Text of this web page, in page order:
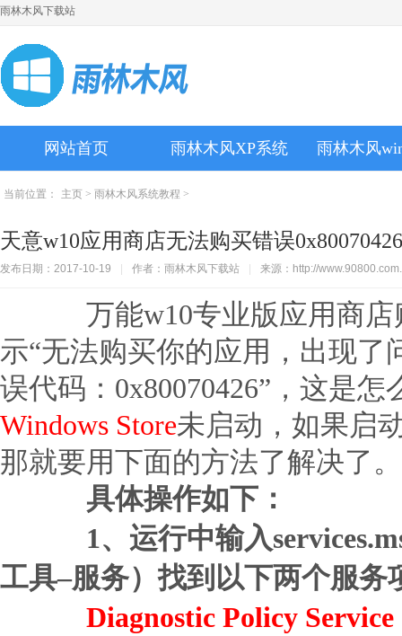
雨林木风下载站
网站首页 雨林木风XP系统 雨林木风
当前位置： 主页 > 雨林木风系统教程 >
天意w10应用商店无法购买错误
发布日期：2017-10-19 作者：雨林木风下载站 来源：http://
万能w10专业版应用商店
示“无法购买你的应用，出现了
误代码：0x80070426”，这是
Windows Store未启动，如果启
那就要用下面的方法了解决了。
具体操作如下：
1、运行中输入
工具–服务）找到以下两个服务
Diagnostic Policy Service